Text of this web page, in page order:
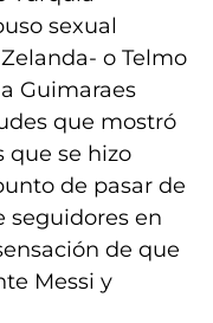
sexual
o Telmo
Guimaraes
que mostró
que se hizo
de pasar de
seguidores en
de que
Messi y